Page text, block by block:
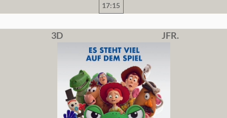
17:15
3D JFR.